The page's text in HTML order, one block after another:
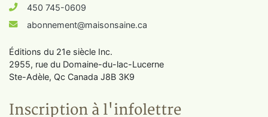
450 745-0609
abonnement@maisonsaine.ca
Éditions du 21e siècle Inc.
2955, rue du Domaine-du-lac-Lucerne
Ste-Adèle, Qc Canada J8B 3K9
Inscription à l'infolettre